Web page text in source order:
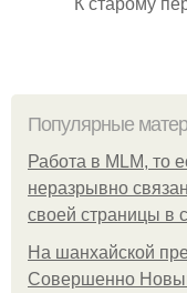
Популярные
Работа в MLM, то
неразрывно
своей страницы в
На шанхайской
Совершенно